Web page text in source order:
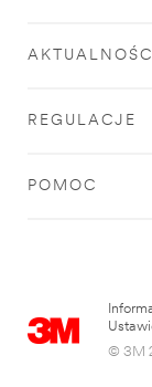
REGULACJE
POMOC
© 3M